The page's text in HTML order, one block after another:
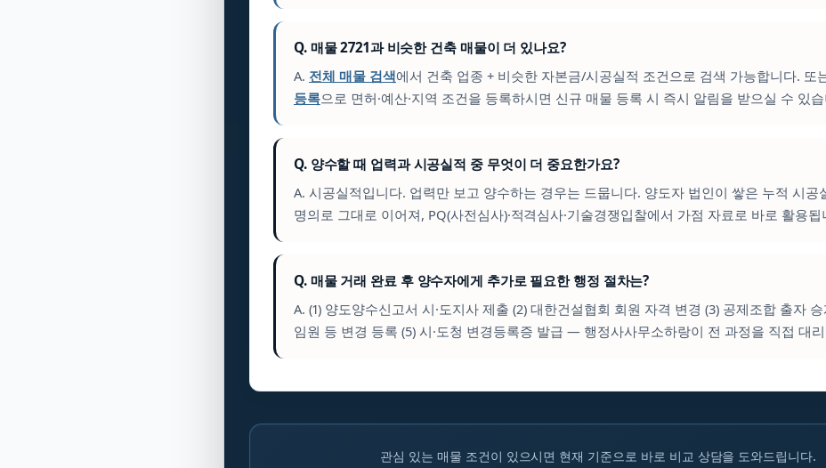
Q. 매물 2721과 비슷한 건축 매물이 더 있나요?
A. 전체 매물 검색에서 건축 업종 + 비슷한 자본금/시공실적 조건으로 검색 가능합니다. 또
등록으로 면허·예산·지역 조건을 등록하시면 신규 매물 등록 시 즉시 알림을 받으실 수 있
Q. 양수할 때 업력과 시공실적 중 무엇이 더 중요한가요?
A. 시공실적입니다. 업력만 보고 양수하는 경우는 드뭅니다. 양도자 법인이 쌓은 누적 시공
명의로 그대로 이어져, PQ(사전심사)·적격심사·기술경쟁입찰에서 가점 자료로 바로 활용됩
Q. 매물 거래 완료 후 양수자에게 추가로 필요한 행정 절차는?
A. (1) 양도양수신고서 시·도지사 제출 (2) 대한건설협회 회원 자격 변경 (3) 공제조합 출자
임원 등 변경 등록 (5) 시·도청 변경등록증 발급 — 행정사사무소하랑이 전 과정을 직접 대
관심 있는 매물 조건이 있으시면 현재 기준으로 바로 비교 상담을 도와드립니다.